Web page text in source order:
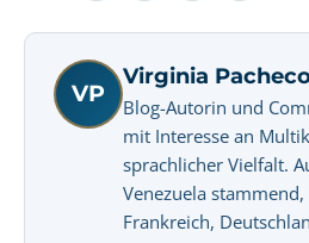
VP
Virginia
Blog-Autorin und
mit Interesse an
sprachlicher Vielfalt.
Venezuela
Frankreich,